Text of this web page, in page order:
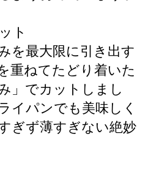
ト
を最大限に引き出す
重ねてたどり着いた
」でカットしまし
イパンでも美味しく
ぎず薄すぎない絶妙